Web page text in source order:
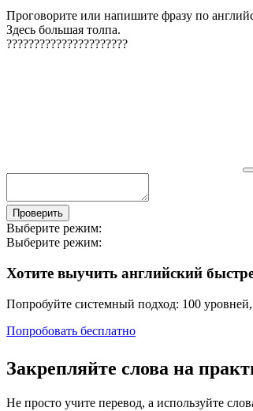
Проговорите или напишите фразу по
Здесь большая толпа.
??????????????????????
Проверить
Выберите режим:
Выберите режим:
Хотите выучить английский
Попробуйте системный подход: 100
Попробовать бесплатно
Закрепляйте слова на
Не просто учите перевод, а используйте